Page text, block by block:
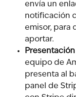
envía un
notificación
emisor, para
aportar.
equipo de
presenta al
panel de